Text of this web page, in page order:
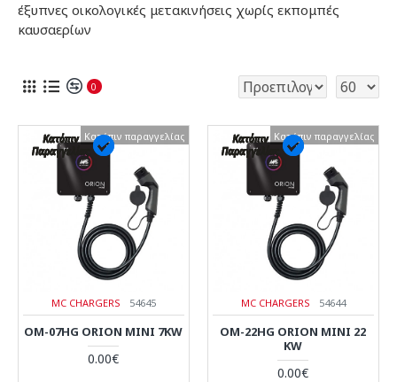
έξυπνες οικολογικές μετακινήσεις χωρίς εκπομπές
καυσαερίων
0
Κατόπιν παραγγελίας
Κατόπιν παραγγελίας
MC CHARGERS 54645
OM-07HG ORION MINI 7KW
0.00€
Κατόπιν παραγγελίας
Κατόπιν παραγγελίας
MC CHARGERS 54644
OM-22HG ORION MINI 22
KW
0.00€